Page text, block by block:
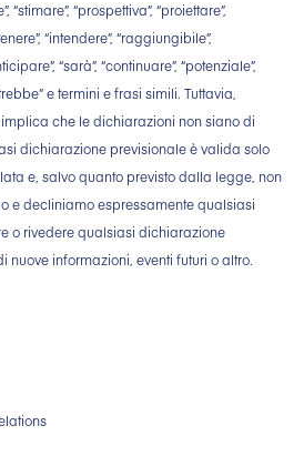
“stimare”, “prospettiva”, “proiettare”,
“intendere”, “raggiungibile”,
“sarà”, “continuare”, “potenziale”,
e termini e frasi simili. Tuttavia,
implica che le dichiarazioni non siano di
dichiarazione previsionale è valida solo
e, salvo quanto previsto dalla legge, non
e decliniamo espressamente qualsiasi
o rivedere qualsiasi dichiarazione
nuove informazioni, eventi futuri o altro.